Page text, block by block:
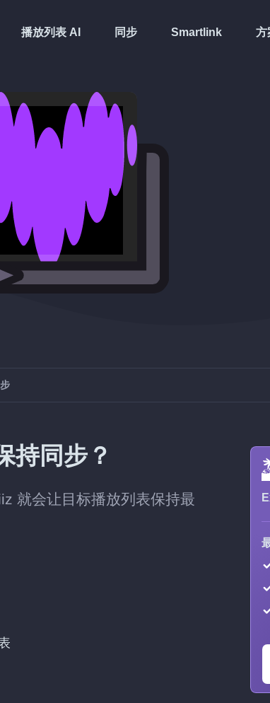
播放列表 AI 同步 Smartlink 方
持同步？
就会让目标播放列表保持最